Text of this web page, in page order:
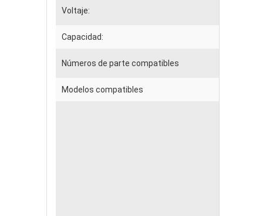
Voltaje:
Capacidad:
Números de parte compatibles
Modelos compatibles